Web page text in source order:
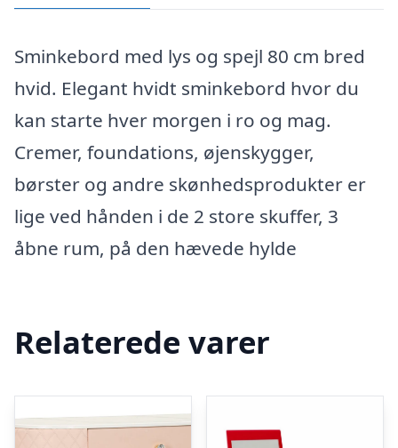
Sminkebord med lys og spejl 80 cm bred
hvid. Elegant hvidt sminkebord hvor du
kan starte hver morgen i ro og mag.
Cremer, foundations, øjenskygger,
børster og andre skønhedsprodukter er
lige ved hånden i de 2 store skuffer, 3
åbne rum, på den hævede hylde
Relaterede varer